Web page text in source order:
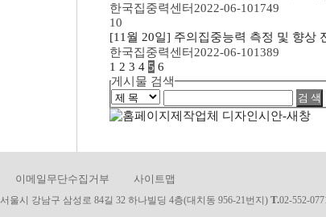
한국집중력센터 2022-06-101749
10
[11월 20일] 주의집중능력 측정 및 향상
한국집중력센터 2022-06-101389
1 2 3 4 5 6
게시물 검색
이메일무단수집거부
사이트맵
서울시 강남구 삼성로 84길 32 하나빌딩 4층(대치동 956-21번지) T.02-552-